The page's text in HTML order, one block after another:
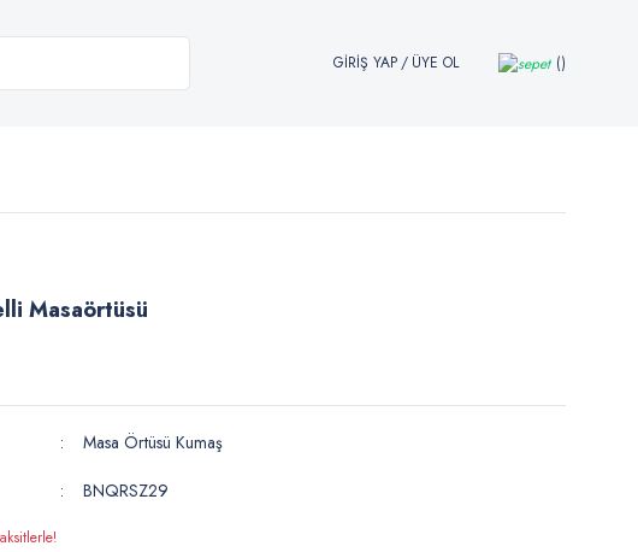
GİRİŞ YAP/ ÜYE OL
Masaörtüsü
Masa Örtüsü Kumaş
BNQRSZ29